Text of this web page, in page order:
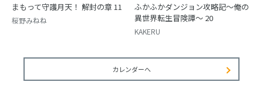
まもって守護月天！ 解封の章 11
桜野みねね
ふかふかダンジョン攻略記～俺の
異世界転生冒険譚～ 20
KAKERU
カレンダーへ